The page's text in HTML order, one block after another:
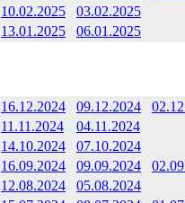
10.02.2025
03.02.2025
13.01.2025 06.01.2025
16.12.2024 09.12.2024
11.11.2024
04.11.2024
14.10.2024
07.10.2024
16.09.2024 09.09.2024
12.08.2024
05.08.2024